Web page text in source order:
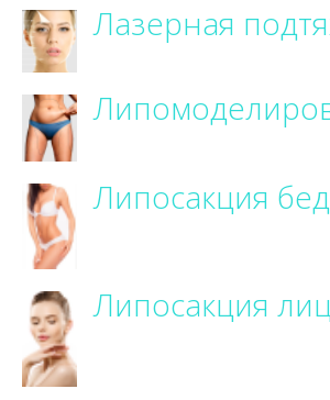
Лазерная
Липосакция
Липосакция